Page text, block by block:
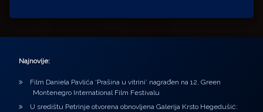
Najnovije:
Film Daniela Pavlića ‘Prašina u vitrini’ nagrađen na 12. Green
Montenegro International Film Festivalu
U središtu Petrinje otvorena obnovljena Galerija Krsto Hegedušić: